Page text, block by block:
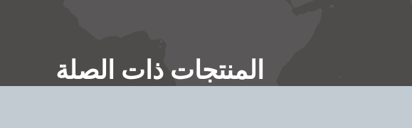
المنتجات ذات الصلة